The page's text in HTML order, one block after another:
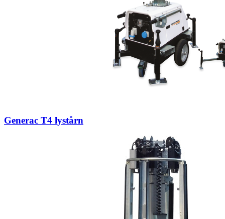
Generac T4 lystårn